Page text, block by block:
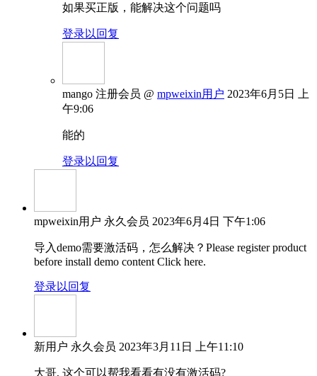
如果买正版，能解决这个问题吗
登录以回复
mango 注册会员 @ mpweixin用户 2023年6月5日 上
午9:06
能的
登录以回复
mpweixin用户 永久会员 2023年6月4日 下午1:06
导入demo需要激活码，怎么解决？Please register product
before install demo content Click here.
登录以回复
新用户 永久会员 2023年3月11日 上午11:10
大哥, 这个可以帮我看看有没有激活码?